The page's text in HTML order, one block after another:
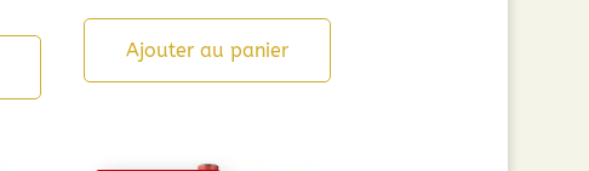
Ajouter au panier